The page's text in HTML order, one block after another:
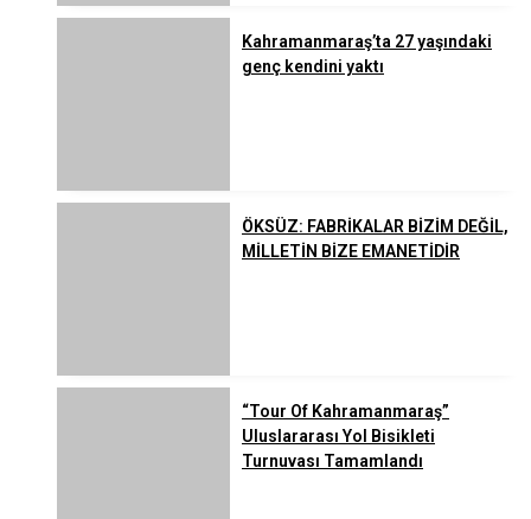
Kahramanmaraş’ta 27 yaşındaki
genç kendini yaktı
ÖKSÜZ: FABRİKALAR BİZİM DEĞİL,
MİLLETİN BİZE EMANETİDİR
“Tour Of Kahramanmaraş”
Uluslararası Yol Bisikleti
Turnuvası Tamamlandı